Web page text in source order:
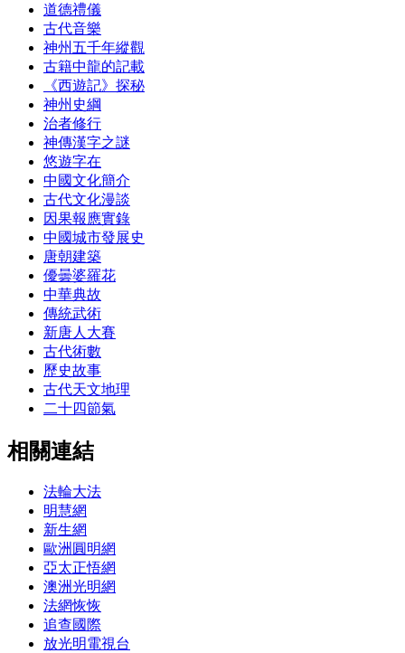
道德禮儀
古代音樂
神州五千年縱觀
古籍中龍的記載
《西遊記》探秘
神州史綱
治者修行
神傳漢字之謎
悠遊字在
中國文化簡介
古代文化漫談
因果報應實錄
中國城市發展史
唐朝建築
優曇婆羅花
中華典故
傳統武術
新唐人大賽
古代術數
歷史故事
古代天文地理
二十四節氣
相關連結
法輪大法
明慧網
新生網
歐洲圓明網
亞太正悟網
澳洲光明網
法網恢恢
追查國際
放光明電視台